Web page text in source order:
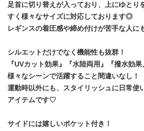
足首に切り替えが入っており、上にゆとり
すく様々なサイズに対応しております◎
レギンスの着圧感や締め付けが苦手な人に
シルエットだけでなく機能性も抜群！
『UVカット効果』『水陸両用』『撥水効果
様々なシーンで活躍すること間違いなし！
運動時以外にも、スタイリッシュに日常使
アイテムです♡
サイドには嬉しいポケット付き！